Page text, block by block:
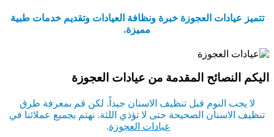
تتميز عيادات العجوزة خبرة ونظافة العيادات وتقديم خدمات طبية
مميزة.
اليكم النصائح المقدمة من عيادات العجوزة
لا يجب النوم قبل تنظيف الاسنان جيداً. لكن قم بمعرفة طرق
تنظيف الاسنان الصحيحة حتى لا تؤذي اللثة. نهتم بجميع عملائنا في
عيادات العجوزة.